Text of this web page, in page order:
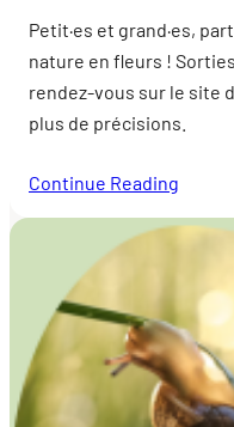
Petit·es et grand·es,
nature en fleurs !
rendez-vous sur le site
plus de précisions.
Continue Reading